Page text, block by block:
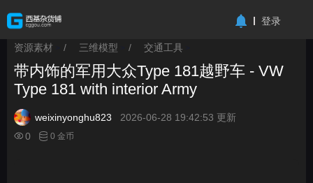
登录
资源素材 / 三维模型 / 交通工具
带内饰的军用大众Type 181越野车 - VW
Type 181 with interior Army
weixinyonghu823
2026-06-28 19:42:53 更新
0
0 金币